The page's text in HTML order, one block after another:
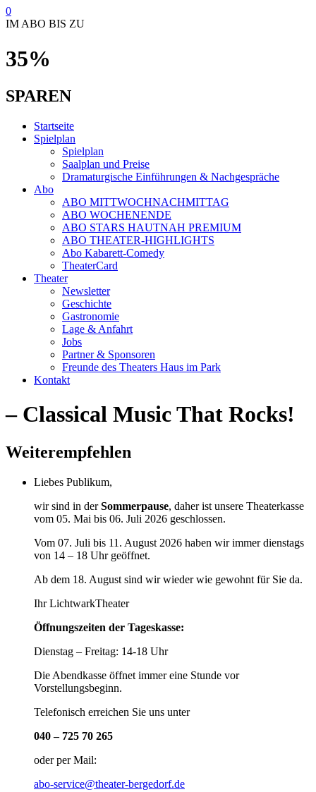
0
IM ABO BIS ZU
35%
SPAREN
Startseite
Spielplan
Spielplan
Saalplan und Preise
Dramaturgische Einführungen & Nachgespräche
Abo
ABO MITTWOCHNACHMITTAG
ABO WOCHENENDE
ABO STARS HAUTNAH PREMIUM
ABO THEATER-HIGHLIGHTS
Abo Kabarett-Comedy
TheaterCard
Theater
Newsletter
Geschichte
Gastronomie
Lage & Anfahrt
Jobs
Partner & Sponsoren
Freunde des Theaters Haus im Park
Kontakt
– Classical Music That Rocks!
Weiterempfehlen
Liebes Publikum,
wir sind in derSommerpause, daher ist unsere Theaterkasse
vom 05. Mai bis 06. Juli 2026 geschlossen.
Vom 07. Juli bis 11. August 2026 haben wir immer dienstags
von 14 – 18 Uhr geöffnet.
Ab dem 18. August sind wir wieder wie gewohnt für Sie da.
Ihr LichtwarkTheater
Öffnungszeiten der Tageskasse:
Dienstag – Freitag: 14-18 Uhr
Die Abendkasse öffnet immer eine Stunde vor
Vorstellungsbeginn.
Telefonisch erreichen Sie uns unter
040 – 725 70 265
oder per Mail:
abo-service@theater-bergedorf.de